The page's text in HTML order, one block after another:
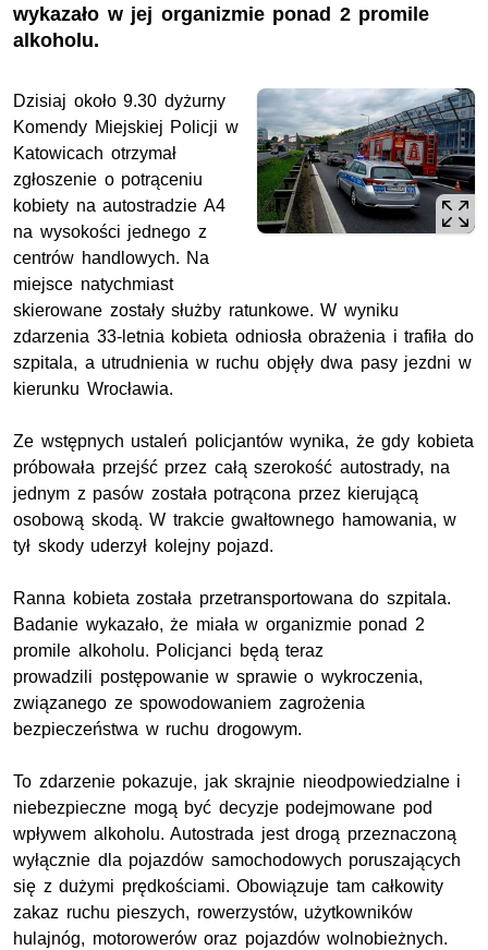
wykazało w jej organizmie ponad 2 promile
alkoholu.
Dzisiaj około 9.30 dyżurny
Komendy Miejskiej Policji w
Katowicach otrzymał
zgłoszenie o potrąceniu
kobiety na autostradzie A4
na wysokości jednego z
centrów handlowych. Na
miejsce natychmiast
skierowane zostały służby ratunkowe. W wyniku
zdarzenia 33-letnia kobieta odniosła obrażenia i trafiła do
szpitala, a utrudnienia w ruchu objęły dwa pasy jezdni w
kierunku Wrocławia.
Ze wstępnych ustaleń policjantów wynika, że gdy kobieta
próbowała przejść przez całą szerokość autostrady, na
jednym z pasów została potrącona przez kierującą
osobową skodą. W trakcie gwałtownego hamowania, w
tył skody uderzył kolejny pojazd.
Ranna kobieta została przetransportowana do szpitala.
Badanie wykazało, że miała w organizmie ponad 2
promile alkoholu. Policjanci będą teraz
prowadzili postępowanie w sprawie o wykroczenia,
związanego ze spowodowaniem zagrożenia
bezpieczeństwa w ruchu drogowym.
To zdarzenie pokazuje, jak skrajnie nieodpowiedzialne i
niebezpieczne mogą być decyzje podejmowane pod
wpływem alkoholu. Autostrada jest drogą przeznaczoną
wyłącznie dla pojazdów samochodowych poruszających
się z dużymi prędkościami. Obowiązuje tam całkowity
zakaz ruchu pieszych, rowerzystów, użytkowników
hulajnóg, motorowerów oraz pojazdów wolnobieżnych.